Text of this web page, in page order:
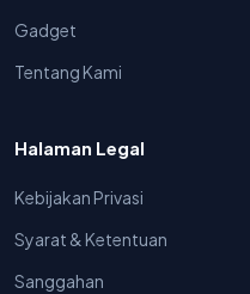
Gadget
Tentang Kami
Halaman Legal
Kebijakan Privasi
Syarat & Ketentuan
Sanggahan